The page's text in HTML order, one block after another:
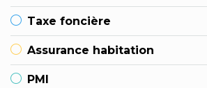
Taxe foncière
Assurance habitation
PMI